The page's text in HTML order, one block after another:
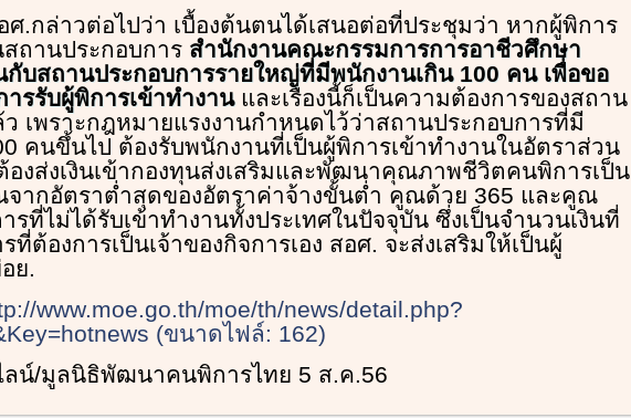
ศ.กล่าวต่อไปว่า เบื้องต้นตนได้เสนอต่อที่ประชุมว่า หากผู้พิการ
ถานประกอบการ สำนักงานคณะกรรมการการอาชีวศึกษา
กับสถานประกอบการรายใหญ่ที่มีพนักงานเกิน 100 คน เพื่อขอ
รรับผู้พิการเข้าทำงานและเรื่องนี้ก็เป็นความต้องการของสถาน
เพราะกฎหมายแรงงานกำหนดไว้ว่าสถานประกอบการที่มี
คนขึ้นไป ต้องรับพนักงานที่เป็นผู้พิการเข้าทำงานในอัตราส่วน
องส่งเงินเข้ากองทุนส่งเสริมและพัฒนาคุณภาพชีวิตคนพิการเป็น
ากอัตราต่ำสุดของอัตราค่าจ้างขั้นต่ำ คูณด้วย 365 และคูณ
ที่ไม่ได้รับเข้าทำงานทั้งประเทศในปัจจุบัน ซึ่งเป็นจำนวนเงินที่
ต้องการเป็นเจ้าของกิจการเอง สอศ. จะส่งเสริมให้เป็นผู้
ย.
www.moe.go.th/moe/th/news/detail.php?
(ขนาดไฟล์: 162)
ลน์/มูลนิธิพัฒนาคนพิการไทย 5 ส.ค.56